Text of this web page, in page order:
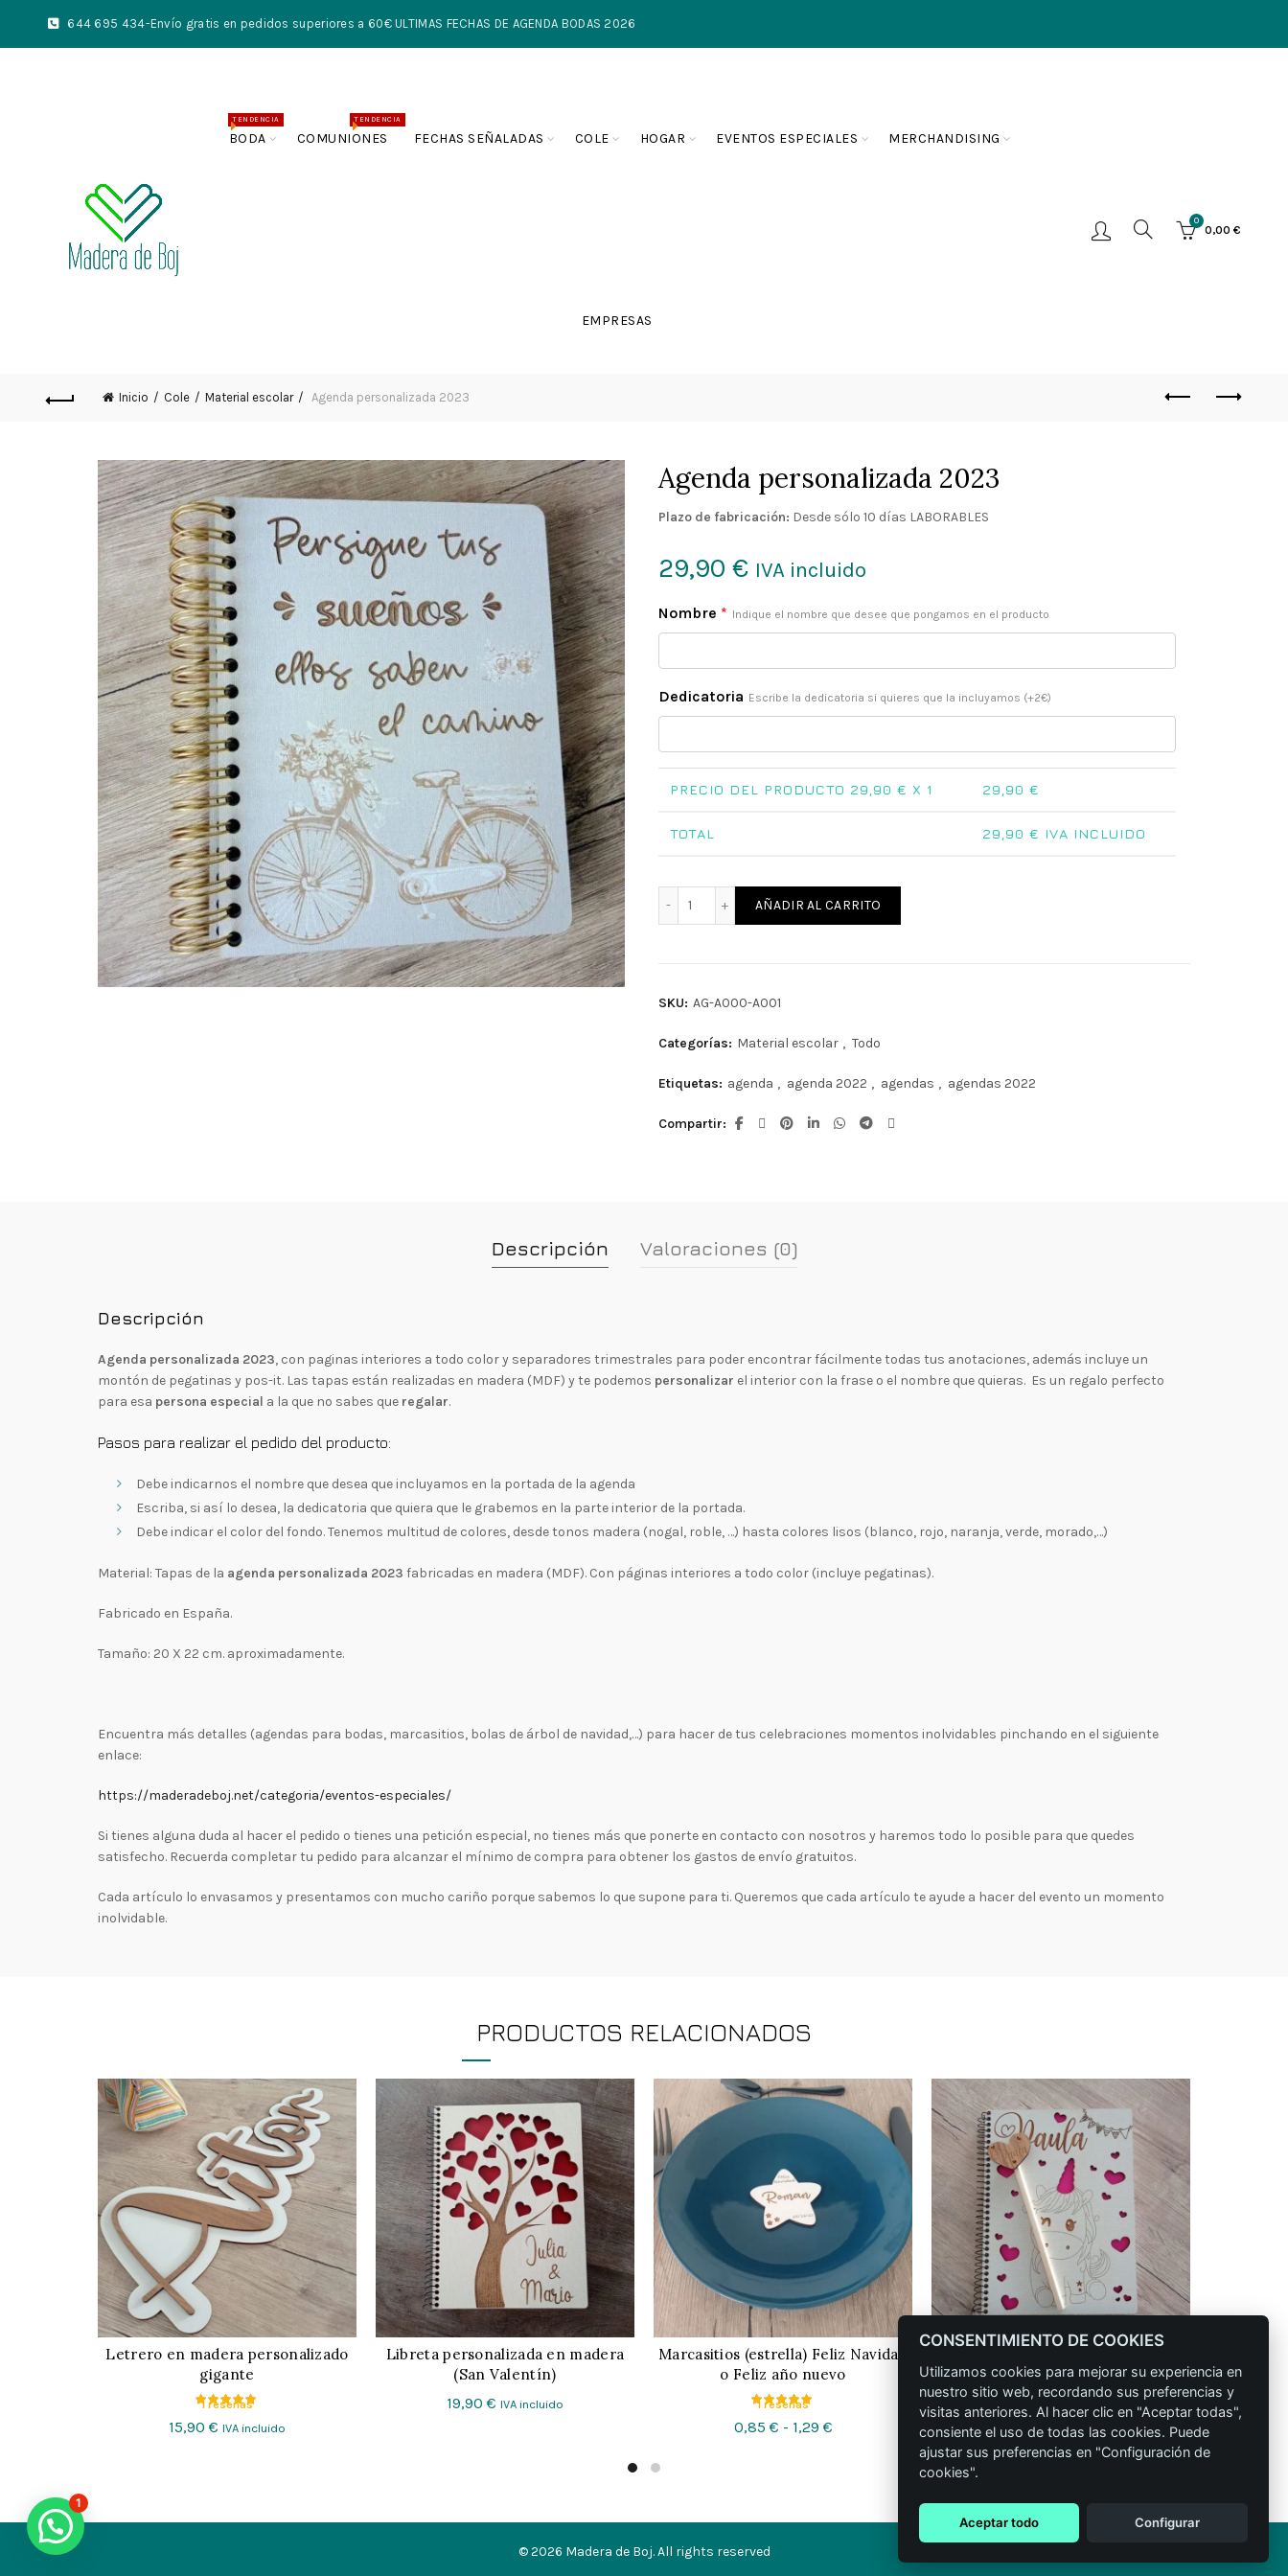
644 695 434-Envío gratis en pedidos superiores a 60€ ULTIMAS FECHAS DE AGENDA BODAS 2026
BODA
TENDENCIA
COMUNIONES
TENDENCIA
FECHAS SEÑALADAS COLE HOGAR EVENTOS ESPECIALES MERCHANDISING
EMPRESAS
0
0,00 €
Inicio Cole Material escolar Agenda personalizada 2023
Agenda personalizada 2023
Plazo de fabricación: Desde sólo 10 días LABORABLES
29,90 € IVA incluido
Nombre * Indique el nombre que desee que pongamos en el producto
Dedicatoria Escribe la dedicatoria si quieres que la incluyamos (+2€)
PRECIO DEL PRODUCTO 29,90 € X 1 29,90 €
TOTAL 29,90 € IVA INCLUIDO
Agenda personalizada 2023 cantidad
AÑADIR AL CARRITO
SKU: AG-A000-A001
Categorías: Material escolar , Todo
Etiquetas: agenda , agenda 2022 , agendas , agendas 2022
Compartir
Descripción Valoraciones (0)
Descripción
Agenda personalizada 2023, con paginas interiores a todo color y separadores trimestrales para poder encontrar fácilmente todas tus anotaciones, además incluye un
montón de pegatinas y pos-it. Las tapas están realizadas en madera (MDF) y te podemos personalizar el interior con la frase o el nombre que quieras. Es un regalo perfecto
para esa persona especial a la que no sabes que regalar.
Pasos para realizar el pedido del producto:
Debe indicarnos el nombre que desea que incluyamos en la portada de la agenda
Escriba, si así lo desea, la dedicatoria que quiera que le grabemos en la parte interior de la portada.
Debe indicar el color del fondo. Tenemos multitud de colores, desde tonos madera (nogal, roble, …) hasta colores lisos (blanco, rojo, naranja, verde, morado,…)
Material: Tapas de la agenda personalizada 2023 fabricadas en madera (MDF). Con páginas interiores a todo color (incluye pegatinas).
Fabricado en España.
Tamaño: 20 X 22 cm. aproximadamente.
Encuentra más detalles (agendas para bodas, marcasitios, bolas de árbol de navidad,…) para hacer de tus celebraciones momentos inolvidables pinchando en el siguiente
enlace:
https://maderadeboj.net/categoria/eventos-especiales/
Si tienes alguna duda al hacer el pedido o tienes una petición especial, no tienes más que ponerte en contacto con nosotros y haremos todo lo posible para que quedes
satisfecho. Recuerda completar tu pedido para alcanzar el mínimo de compra para obtener los gastos de envío gratuitos.
Cada artículo lo envasamos y presentamos con mucho cariño porque sabemos lo que supone para ti. Queremos que cada artículo te ayude a hacer del evento un momento
inolvidable.
PRODUCTOS RELACIONADOS
CONFIGURAR
Letrero en madera personalizado
gigante
1 reseñas
15,90 € IVA incluido
CONFIGURAR
Libreta personalizada en madera
(San Valentín)
19,90 € IVA incluido
CONFIGURAR
Marcasitios (estrella) Feliz Navidad
o Feliz año nuevo
1 reseñas
0,85 € - 1,29 €Rango
0,85 €
Unicornio
19,90€ IVA incluido
© 2026 Madera de Boj. All rights reserved
1
CONSENTIMIENTO DE COOKIES
Utilizamos cookies para mejorar su experiencia en
nuestro sitio web, recordando sus preferencias y
visitas anteriores. Al hacer clic en "Aceptar todas",
consiente el uso de todas las cookies. Puede
ajustar sus preferencias en "Configuración de
cookies".
Aceptar todo Configurar